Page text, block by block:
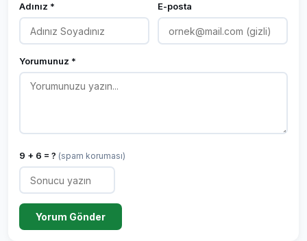
Adınız * E-posta
Yorumunuz *
9 + 6 = ? (spam koruması)
Yorum Gönder